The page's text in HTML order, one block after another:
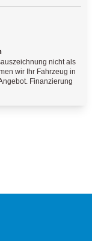
nicht als
wir Ihr Fahrzeug in
Finanzierung